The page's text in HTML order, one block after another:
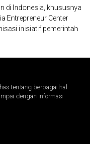
di Indonesia, khususnya
Entrepreneur Center
inisiatif pemerintah
tentang berbagai hal
dengan informasi